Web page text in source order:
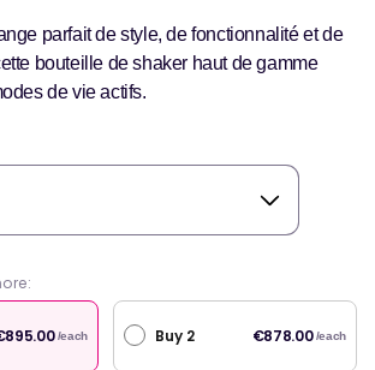
parfait de style, de fonctionnalité et de
bouteille de shaker haut de gamme
de vie actifs.
/each Buy 2 €878.00 /each